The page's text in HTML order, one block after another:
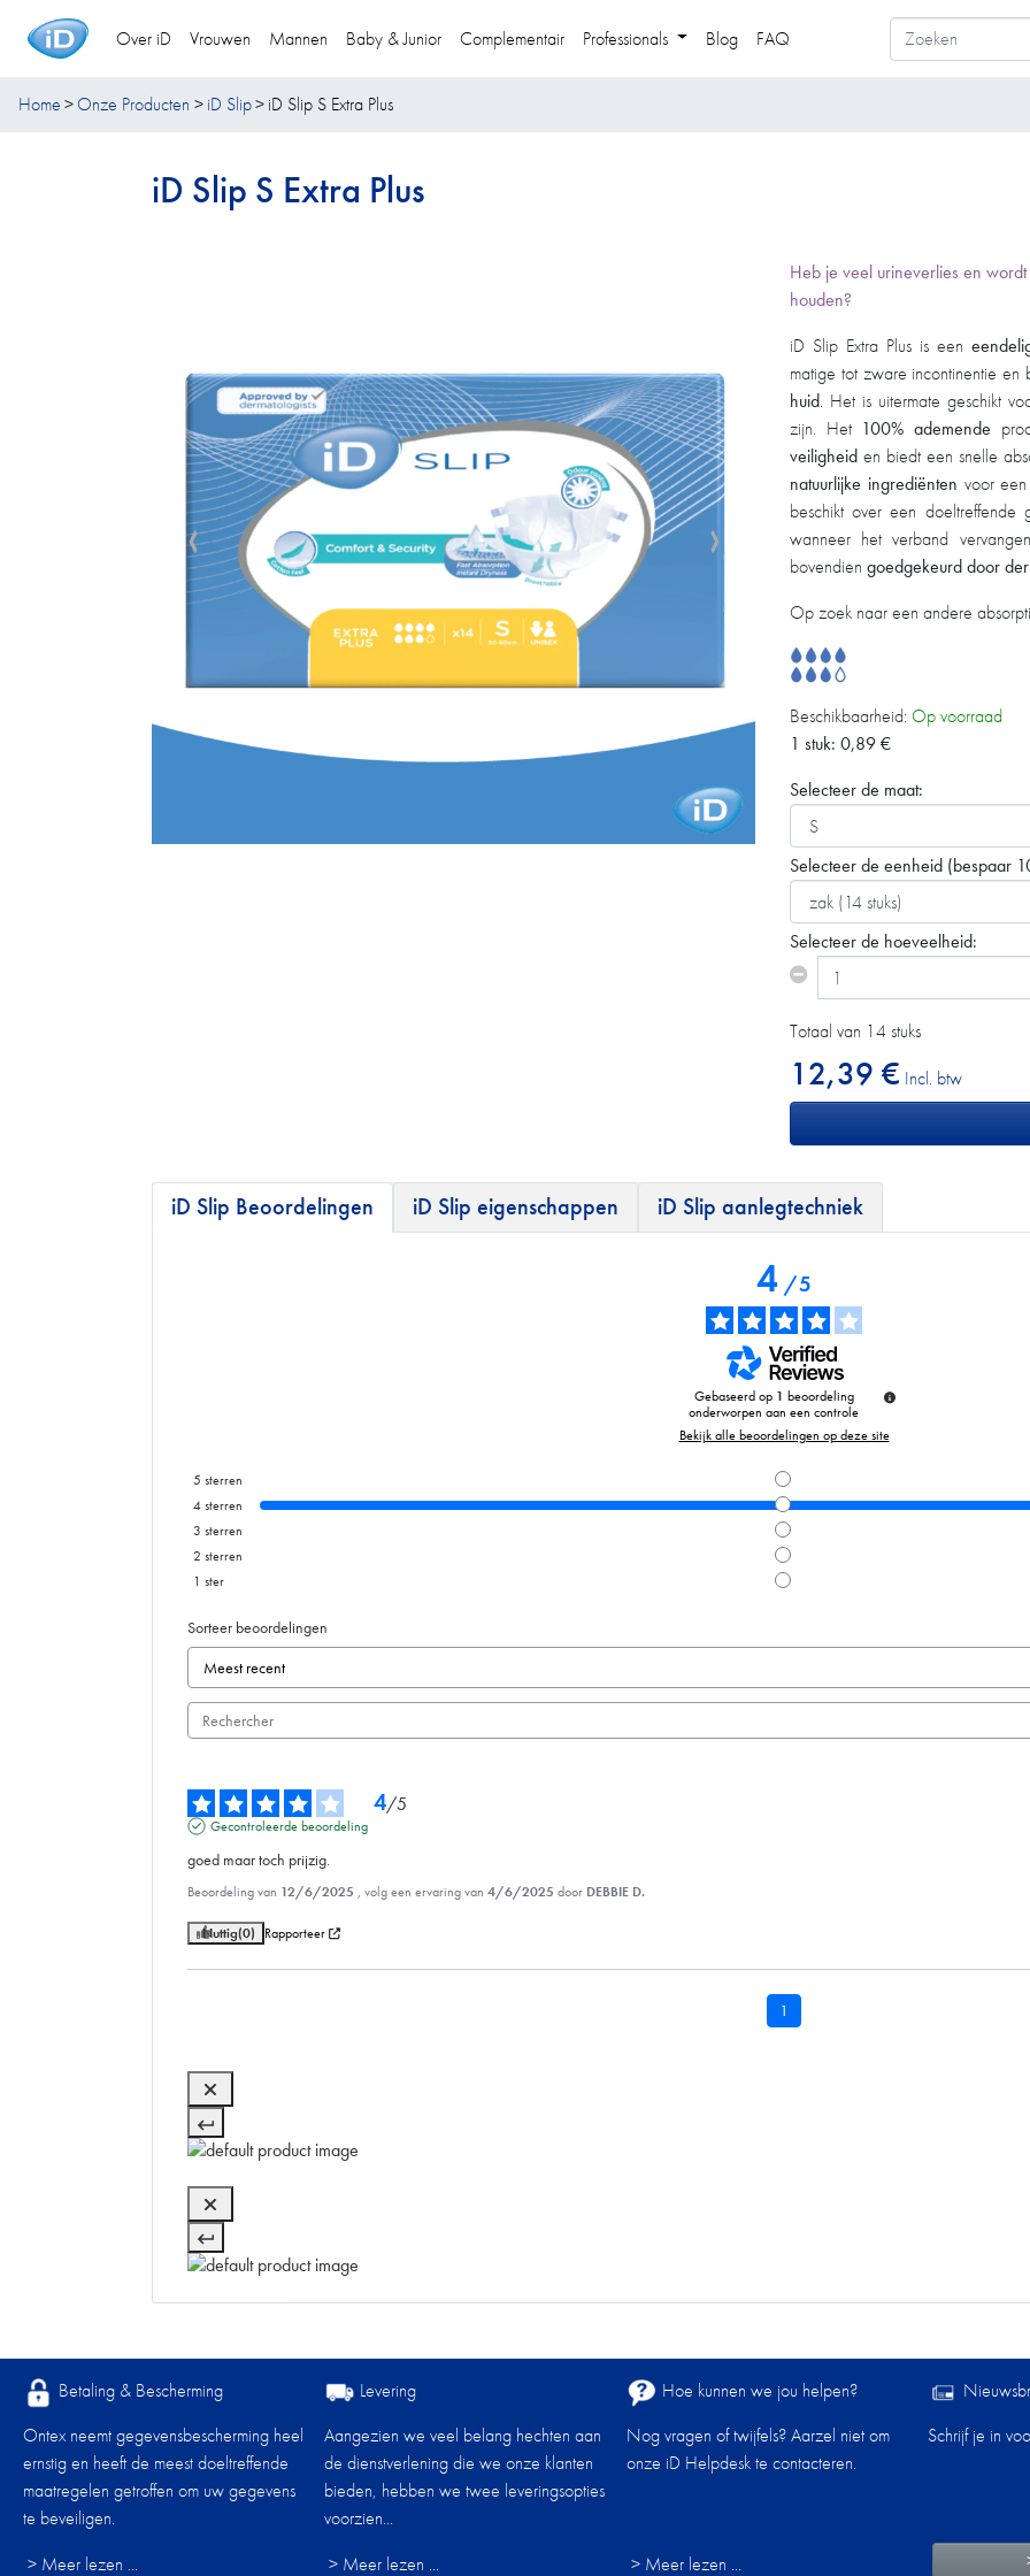
Over iD Vrouwen Mannen Baby & Junior Complementair Professionals Blog FAQ
Home Onze Producten iD Slip iD Slip S Extra Plus
iD Slip S Extra Plus
Heb je veel urineverlies en
houden?
iD Slip Extra Plus is een
matige tot zware incontinentie
huid. Het is uitermate geschikt
zijn. Het 100% ademende
veiligheid en biedt een snelle
natuurlijke ingrediënten voor
beschikt over een doeltreffende
wanneer het verband
bovendien goedgekeurd door
Op zoek naar een andere
Beschikbaarheid: Op voorraad
1 stuk: 0,89€
Selecteer de maat:
Selecteer de eenheid (bespaar
Selecteer de hoeveelheid:
Totaal van 14 stuks
12,39 € Incl. btw
iD Slip Beoordelingen iD Slip eigenschappen iD Slip aanlegtechniek
4/5
Gebaseerd op 1 beoordeling
onderworpen aan een controle
Bekijk alle beoordelingen op deze site
5 sterren
4sterren
3 sterren
2 sterren
1 ster
Sorteer beoordelingen
4/5
Gecontroleerde beoordeling
goed maar toch prijzig.
Beoordeling van 12/6/2025 , volg een ervaring van 4/6/2025 door DEBBIE D.
Nuttig(0) Rapporteer
1
Betaling & Bescherming
Ontex neemt gegevensbescherming heel
ernstig en heeft de meest doeltreffende
maatregelen getroffen om uw gegevens
te beveiligen.
> Meer lezen ...
Levering
Aangezien we veel belang hechten aan
de dienstverlening die we onze klanten
bieden, hebben we twee leveringsopties
voorzien...
> Meer lezen ...
Hoe kunnen we jou helpen?
Nog vragen of twijfels? Aarzel niet om
onze iD Helpdesk te contacteren.
> Meer lezen ...
Schrijf je in